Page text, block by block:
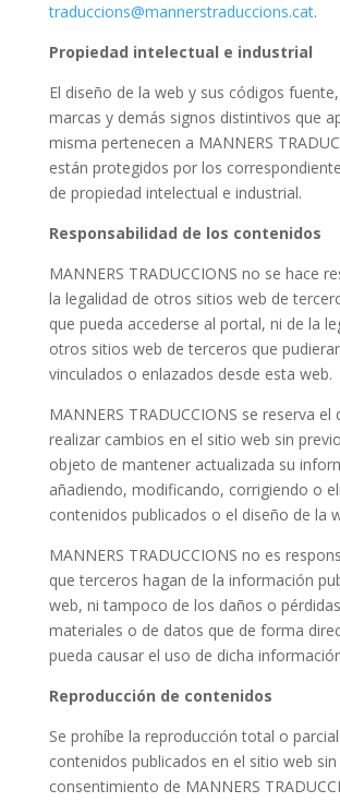
traduccions@mannerstraduccions.cat.
Propiedad intelectual e industrial
El diseño de la web y sus códigos
marcas y demás signos distintivos que
misma pertenecen a MANNERS
están protegidos por los
de propiedad intelectual e industrial.
Responsabilidad de los contenidos
MANNERS TRADUCCIONS no se hace
la legalidad de otros sitios web de
que pueda accederse al portal, ni de la
otros sitios web de terceros que
vinculados o enlazados desde esta web.
MANNERS TRADUCCIONS se reserva el
realizar cambios en el sitio web sin
objeto de mantener actualizada su
añadiendo, modificando, corrigiendo o
contenidos publicados o el diseño de la
MANNERS TRADUCCIONS no es
que terceros hagan de la información
web, ni tampoco de los daños o
materiales o de datos que de forma
pueda causar el uso de dicha
Reproducción de contenidos
Se prohíbe la reproducción total o
contenidos publicados en el sitio web sin
consentimiento de MANNERS